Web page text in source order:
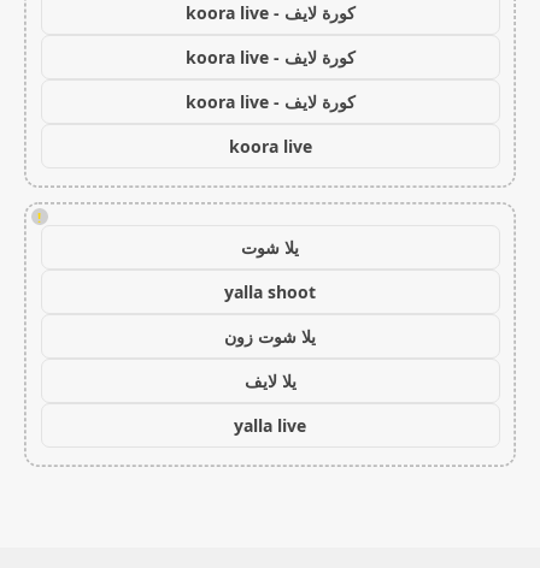
كورة لايف - koora live
كورة لايف - koora live
كورة لايف - koora live
koora live
!
يلا شوت
yalla shoot
يلا شوت زون
يلا لايف
yalla live